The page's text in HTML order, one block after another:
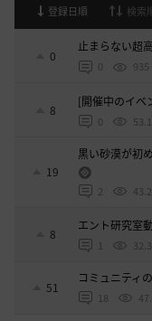
登録日順 検索
0
止まらない超
0 935
8
[開催中のイベ
0
19
黒い砂漠が初
2
8
エント研究室
1
51
コミュニティ
18